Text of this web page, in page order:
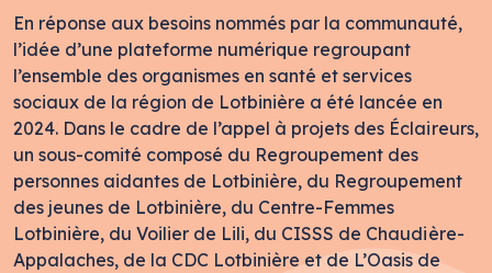
En réponse aux besoins nommés par la communauté,
l’idée d’une plateforme numérique regroupant
l’ensemble des organismes en santé et services
sociaux de la région de Lotbinière a été lancée en
2024. Dans le cadre de l’appel à projets des Éclaireurs,
un sous-comité composé du Regroupement des
personnes aidantes de Lotbinière, du Regroupement
des jeunes de Lotbinière, du Centre-Femmes
Lotbinière, du Voilier de Lili, du CISSS de Chaudière-
Appalaches, de la CDC Lotbinière et de L’Oasis de